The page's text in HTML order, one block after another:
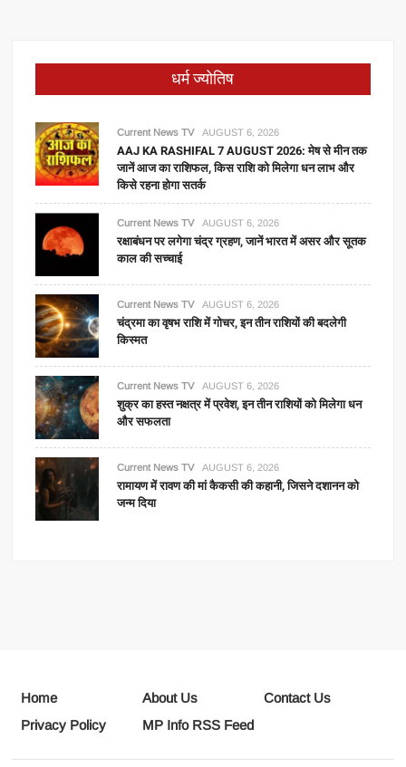
धर्म ज्योतिष
Current News TV AUGUST 6, 2026
AAJ KA RASHIFAL 7 AUGUST 2026: मेष से मीन तक
जानें आज का राशिफल, किस राशि को मिलेगा धन लाभ और
किसे रहना होगा सतर्क
Current News TV AUGUST 6, 2026
रक्षाबंधन पर लगेगा चंद्र ग्रहण, जानें भारत में असर और सूतक
काल की सच्चाई
Current News TV AUGUST 6, 2026
चंद्रमा का वृषभ राशि में गोचर, इन तीन राशियों की बदलेगी
किस्मत
Current News TV AUGUST 6, 2026
शुक्र का हस्त नक्षत्र में प्रवेश, इन तीन राशियों को मिलेगा धन
और सफलता
Current News TV AUGUST 6, 2026
रामायण में रावण की मां कैकसी की कहानी, जिसने दशानन को
जन्म दिया
Home About Us
Contact Us
Privacy Policy
MP Info RSS Feed